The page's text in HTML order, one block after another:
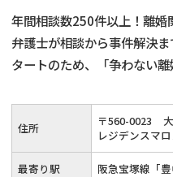
年間相談数250件以上！離
弁護士が相談から事件解決
タートのため、「争わない
料◆受任後はLINE・メール
住所 〒560-0023
レジデンスマ
最寄り駅 阪急宝塚線「